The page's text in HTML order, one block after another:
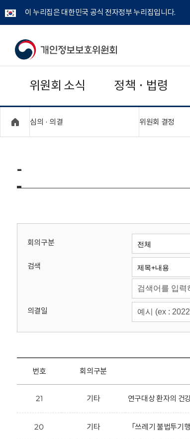
이 누리집은 대한민국 공식 전자정부 누리집입니다.
개
보
보
위
회
위원회 소식 정책 · 법령
심의 · 의결 위원회 결정
-
회의구분
검색
의결일
번호 회의구분
21 기타 연구대상 환자의 건
20 기타 「쓰레기 불법투기